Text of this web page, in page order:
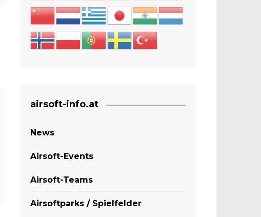
airsoft-info.at
News
Airsoft-Events
Airsoft-Teams
Airsoftparks / Spielfelder